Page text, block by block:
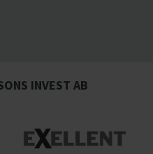
INVEST AB